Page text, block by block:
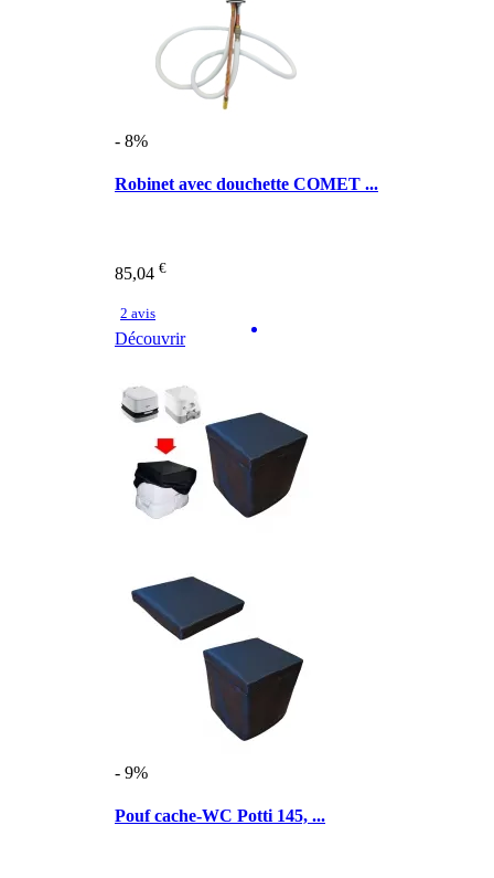
- 8%
Robinet avec douchette COMET ...
85,04 €
2 avis
Découvrir
- 9%
Pouf cache-WC Potti 145, ...